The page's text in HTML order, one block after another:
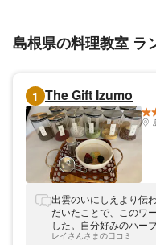
島根県の料理教室 ラ
1 The Gift Izumo
出雲のいにしえより伝
だいたことで、このワ
した。自分好みのハー
色々なお料理に使って
レイさんさまの口コミ